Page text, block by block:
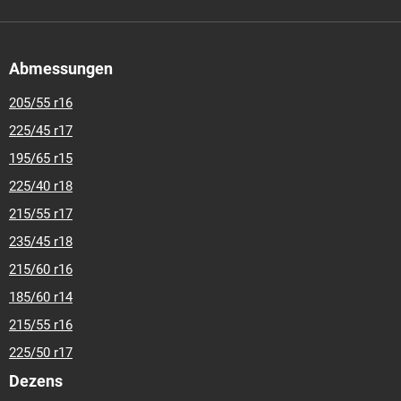
Abmessungen
205/55 r16
225/45 r17
195/65 r15
225/40 r18
215/55 r17
235/45 r18
215/60 r16
185/60 r14
215/55 r16
225/50 r17
Dezens